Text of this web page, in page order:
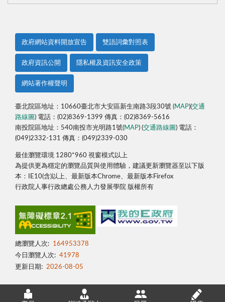
政府網站資料開放宣告 雙語詞彙對照表
政府資訊公開 隱私權及資訊安全政策
網站著作權聲明
臺北院區地址：10660臺北市大安區新生南路3段30號 (MAP)(交通
路線圖 ) 電話：(02)8369-1399 傳真：(02)8369-5616
南投院區地址：540南投市光明路1號(MAP) (交通路線圖 ) 電話：
(049)2332-131 傳真：(049)2339-030
最佳瀏覽環境 1280*960 視窗模式以上
為提供更為穩定的瀏覽品質與使用體驗，建議更新瀏覽器至以下版
本：IE10(含)以上、最新版本Chrome、最新版本Firefox
行政院人事行政總處公務人力發展學院 版權所有
總瀏覽人次:
164953378
今日瀏覽人次: 41978
更新日期: 2026-08-05